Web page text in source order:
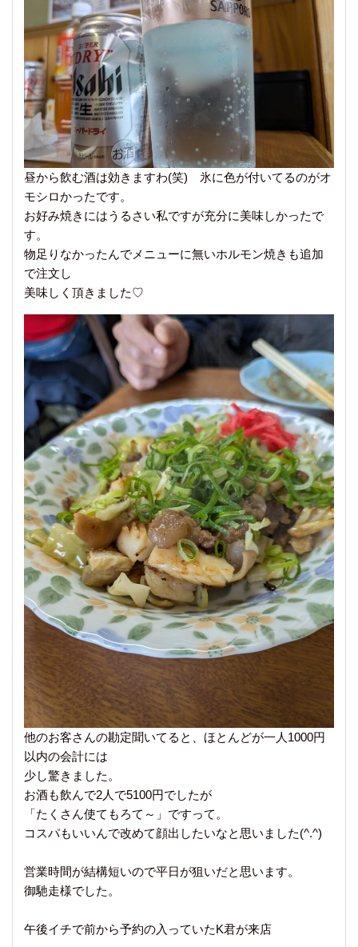
昼から飲む酒は効きますわ(笑) 氷に色が付いてるのがオ
モシロかったです。
お好み焼きにはうるさい私ですが充分に美味しかったで
す。
物足りなかったんでメニューに無いホルモン焼きも追加
で注文し
美味しく頂きました♡
他のお客さんの勘定聞いてると、ほとんどが一人1000円
以内の会計には
少し驚きました。
お酒も飲んで2人で5100円でしたが
「たくさん使てもろて～」ですって。
コスパもいいんで改めて顔出したいなと思いました(^.^)
営業時間が結構短いので平日が狙いだと思います。
御馳走様でした。
午後イチで前から予約の入っていたK君が来店